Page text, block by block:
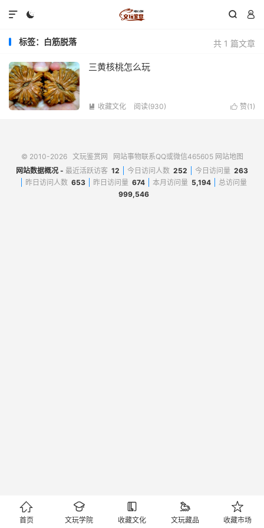
  

共 1 篇文章
标签：白筋脱落
三黄核桃怎么玩
 赞(1 )
 收藏文化 阅读(930)
© 2010-2026 文玩鉴赏网 网站事物联系QQ或微信465605 网站地图
网站数据概况 - 最近活跃访客 12 今日访问人数 252 今日访问量 263
昨日访问人数 653 昨日访问量 674 本月访问量 5,194
总访问量
999,546

首页

文玩学院

收藏文化

文玩藏品

收藏市场